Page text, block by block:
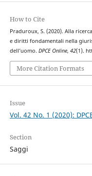
How to Cite
Praduroux, S. (2020). Alla
e diritti fondamentali nella
dell’uomo. DPCE Online, 42(1).
More Citation Formats
Issue
Vol. 42 No. 1 (2020):
Section
Saggi